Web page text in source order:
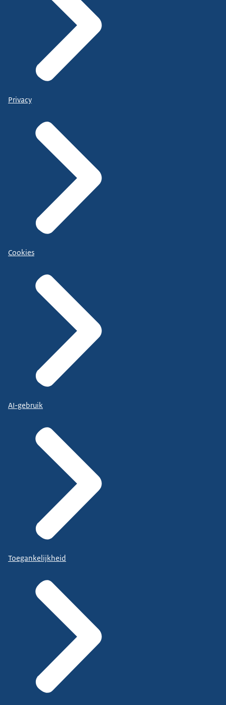
Privacy
Cookies
AI-gebruik
Toegankelijkheid